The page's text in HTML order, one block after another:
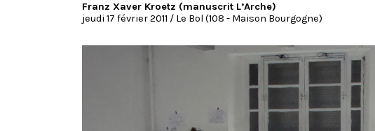
Franz Xaver Kroetz (manuscrit L’Arche)
jeudi 17 février 2011 / Le Bol (108 - Maison Bourgogne)